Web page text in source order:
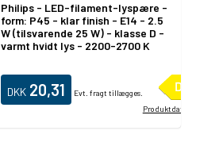
Philips - LED-filament-lyspære -
form: P45 - klar finish - E14 - 2.5
W (tilsvarende 25 W) - klasse D -
varmt hvidt lys - 2200-2700 K
DKK 20,31
Evt. fragt tillægges.
Produktdatablad